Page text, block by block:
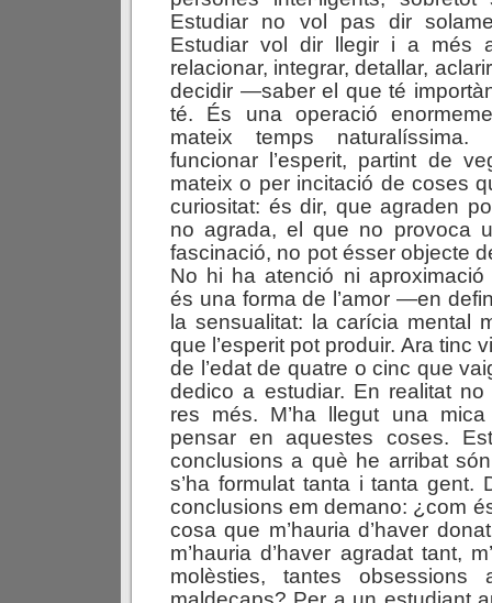
Estudiar no vol pas dir
Estudiar vol dir llegir i a més
relacionar, integrar, detallar,
decidir —saber el que té
té. És una operació
mateix temps
funcionar l’esperit, partint de
mateix o per incitació de coses
curiositat: és dir, que agraden
no agrada, el que no provoca
fascinació, no pot ésser objecte
No hi ha atenció ni aproximació
és una forma de l’amor —en
la sensualitat: la carícia mental
que l’esperit pot produir. Ara tinc
de l’edat de quatre o cinc que
dedico a estudiar. En realitat no
res més. M’ha llegut una
pensar en aquestes coses.
conclusions a què he arribat
s’ha formulat tanta i tanta gent.
conclusions em demano: ¿com
cosa que m’hauria d’haver
m’hauria d’haver agradat tant,
molèsties, tantes obsessions